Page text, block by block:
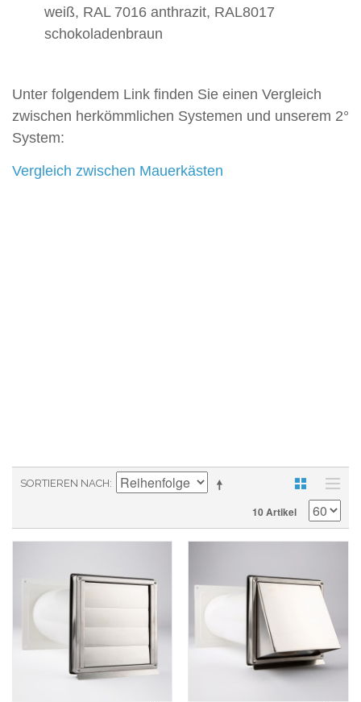
weiß, RAL 7016 anthrazit, RAL8017
schokoladenbraun
Unter folgendem Link finden Sie einen Vergleich
zwischen herkömmlichen Systemen und unserem 2°
System:
Vergleich zwischen Mauerkästen
SORTIEREN NACH
10 Artikel